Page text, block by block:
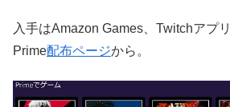
入手はAmazon Games、Twitchアプ
Prime配布ページから。